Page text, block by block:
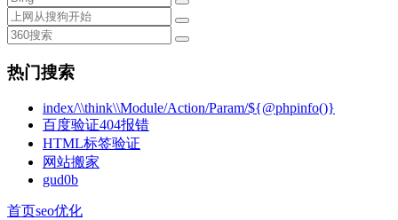
热门搜索
index/\\think\\Module/Action/Param/${@phpinfo()}
百度验证404报错
HTML标签验证
网站搬家
gud0b
首页seo优化